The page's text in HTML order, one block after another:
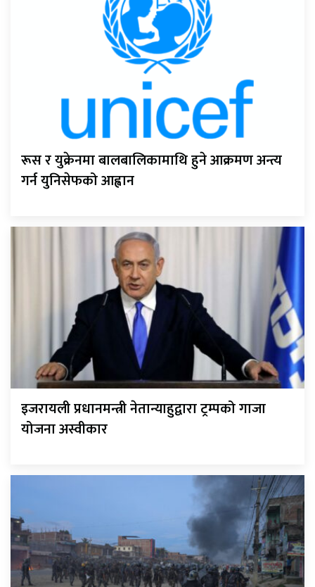
रूस र युक्रेनमा बालबालिकामाथि हुने आक्रमण अन्त्य
गर्न युनिसेफको आह्वान
इजरायली प्रधानमन्त्री नेतान्याहुद्वारा ट्रम्पको गाजा
योजना अस्वीकार